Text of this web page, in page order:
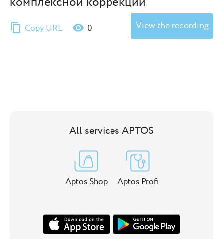
content_copy Copy URL visibility 0 View the recording
All services APTOS
Aptos Shop Aptos Profi